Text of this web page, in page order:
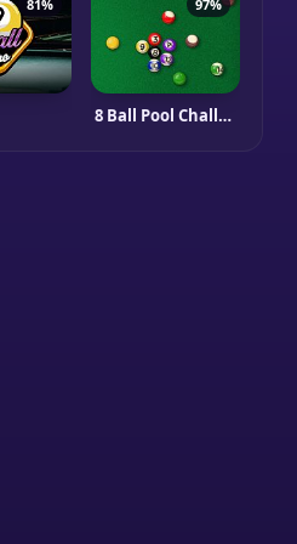
81% 97%
8 Ball Pool Challenge